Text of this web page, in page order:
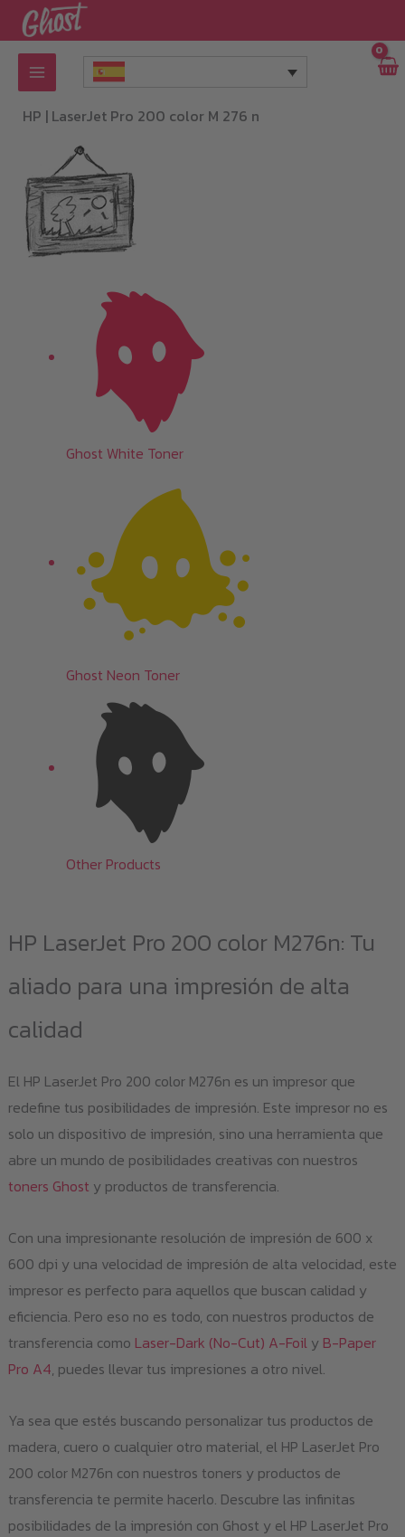
al
contenido
HP | LaserJet Pro 200 color M 276 n
Ghost White Toner
Ghost Neon Toner
Other Products
HP LaserJet Pro 200 color M276n: Tu
aliado para una impresión de alta
calidad
El HP LaserJet Pro 200 color M276n es un impresor que
redefine tus posibilidades de impresión. Este impresor no es
solo un dispositivo de impresión, sino una herramienta que
abre un mundo de posibilidades creativas con nuestros
toners Ghost y productos de transferencia.
Con una impresionante resolución de impresión de 600 x
600 dpi y una velocidad de impresión de alta velocidad, este
impresor es perfecto para aquellos que buscan calidad y
eficiencia. Pero eso no es todo, con nuestros productos de
transferencia como Laser-Dark (No-Cut) A-Foily B-Paper
Pro A4, puedes llevar tus impresiones a otro nivel.
Ya sea que estés buscando personalizar tus productos de
madera, cuero o cualquier otro material, el HP LaserJet Pro
200 color M276n con nuestros toners y productos de
transferencia te permite hacerlo. Descubre las infinitas
posibilidades de la impresión con Ghost y el HP LaserJet Pro